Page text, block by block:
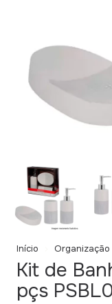
Início Organização
Kit de
pçs